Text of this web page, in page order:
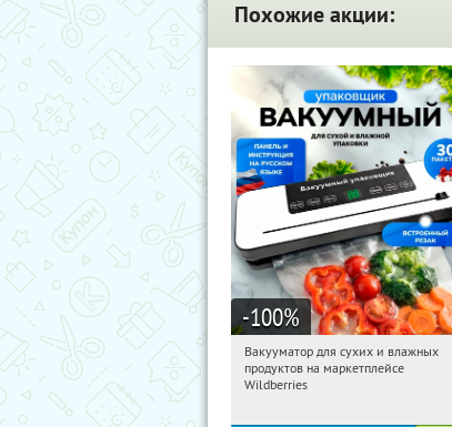
Похожие акции:
-100%
12:34:12 Получили:175
Россия
Вакууматор для сухих и влажных
продуктов на маркетплейсе
Wildberries